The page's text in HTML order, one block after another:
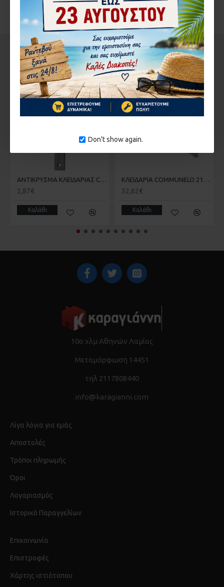
Don't show again.
ΑΞΙΟΛΟΓΉΣΕΙΣ
ΑΠΌ ΤΟΝ ΊΔΙΟ ΚΑΤΑΣΚΕΥΑΣΤΉ ΣΤΗΝ ΄ΙΔΙΑ ΚΑΤΗΓΟΡΊΑ
ΑΝΤΙΚΡΥΣΜΑ ΚΛΕΙΔΑΡΙΑΣ COMUNELLO 215 ΣΥΡΟΜΕΝΗΣ ΚΑΓΚΕΛΟΠΟΡΤΑΣ
2,87€
Καλάθι
ΚΛΕΙΔΑΡΙΑ COMMUNELO 215 ΓΑΝΤΖΟΥ ΣΥΡΟΜΕΝΗΣ ΑΥΛΟΠΟΡΤΑΣ ΜΕ ΠΕΙΡΟ
32,62€
Καλάθι
10ο χλμ Αθηνών Λαμίας
Μεταμόρφωση 14451
τηλ 2117808440
info@karagianni.com
Λίγα λόγια για εμάς
Αποστολές
Τρόποι πληρωμής
Όροι
Λογαριασμός
Ιστορικό Παραγγελίων
Επικοινωνία
Επιστροφές
Χάρτης ιστιότοπου